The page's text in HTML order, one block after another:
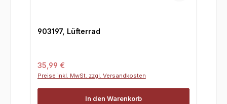
903197, Lüfterrad
Regulärer Preis:
35,99 €
Preise inkl. MwSt. zzgl. Versandkosten
In den Warenkorb